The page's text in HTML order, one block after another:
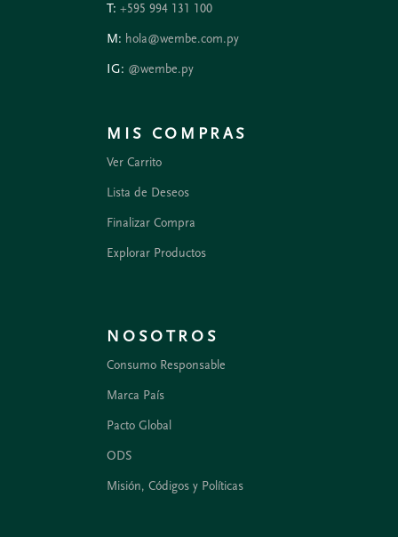
T:+595 994 131 100
M: hola@wembe.com.py
IG: @wembe.py
MIS COMPRAS
Ver Carrito
Lista de Deseos
Finalizar Compra
Explorar Productos
NOSOTROS
Consumo Responsable
Marca País
Pacto Global
ODS
Misión, Códigos y Políticas